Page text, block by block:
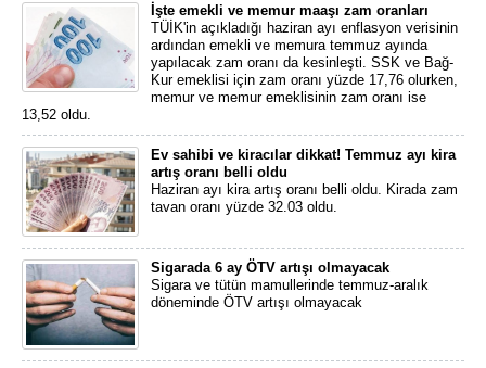
İşte emekli ve memur maaşı zam oranları
TÜİK'in açıkladığı haziran ayı enflasyon verisinin
ardından emekli ve memura temmuz ayında
yapılacak zam oranı da kesinleşti. SSK ve Bağ-
Kur emeklisi için zam oranı yüzde 17,76 olurken,
memur ve memur emeklisinin zam oranı ise
13,52 oldu.
Ev sahibi ve kiracılar dikkat! Temmuz ayı kira
artış oranı belli oldu
Haziran ayı kira artış oranı belli oldu. Kirada zam
tavan oranı yüzde 32.03 oldu.
Sigarada 6 ay ÖTV artışı olmayacak
Sigara ve tütün mamullerinde temmuz-aralık
döneminde ÖTV artışı olmayacak